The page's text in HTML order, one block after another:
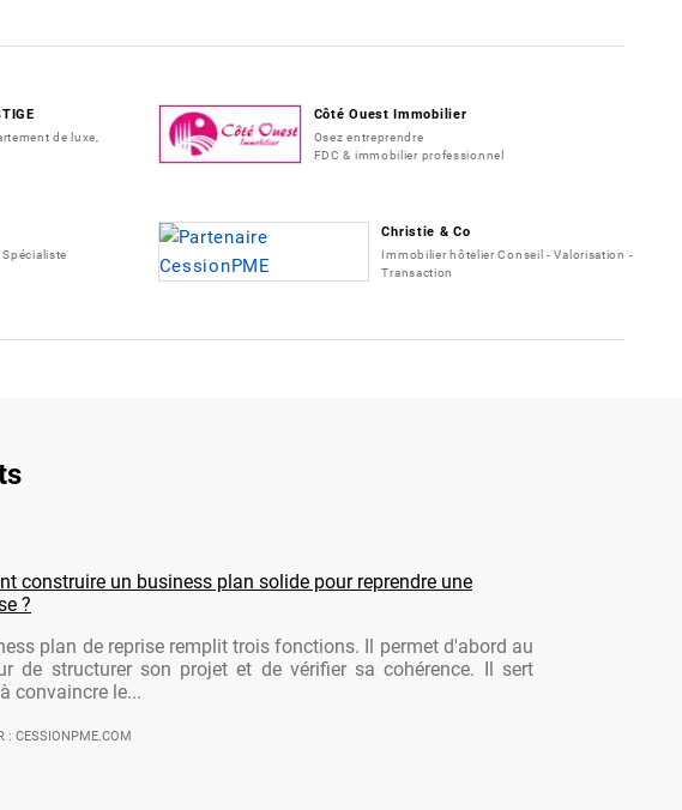
de luxe,
Côté Ouest Immobilier
Osez entreprendre
FDC & immobilier professionnel
Christie & Co
Immobilier hôtelier Conseil - Valorisation -
Transaction
construire un business plan solide pour reprendre une
?
plan de reprise remplit trois fonctions. Il permet d'abord au
de structurer son projet et de vérifier sa cohérence. Il sert
convaincre le...
: CESSIONPME.COM